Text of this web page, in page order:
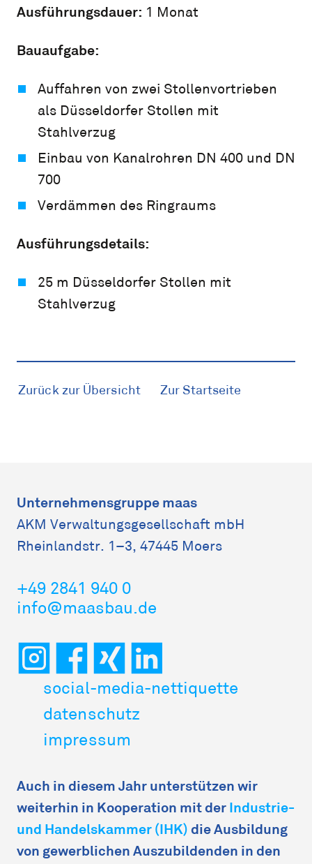
Ausführungsdauer: 1 Monat
Bauaufgabe:
Auffahren von zwei Stollenvortrieben
als Düsseldorfer Stollen mit
Stahlverzug
Einbau von Kanalrohren DN 400 und DN
700
Verdämmen des Ringraums
Ausführungsdetails:
25 m Düsseldorfer Stollen mit
Stahlverzug
Zurück zur Übersicht Zur Startseite
Unternehmensgruppe maas
AKM Verwaltungs­gesellschaft mbH
Rheinlandstr. 1–3, 47445 Moers
+49 2841 940 0
info@maasbau.de
social-media-nettiquette
datenschutz
impressum
Auch in diesem Jahr unterstützen wir
weiterhin in Kooperation mit derIndustrie-
und Handelskammer (IHK)die Ausbildung
von gewerblichen Auszubildenden in den